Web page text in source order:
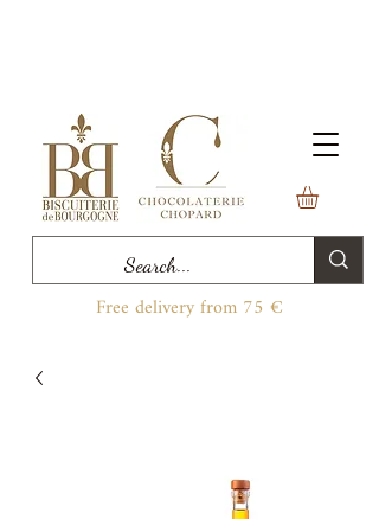
Free delivery from 75 €